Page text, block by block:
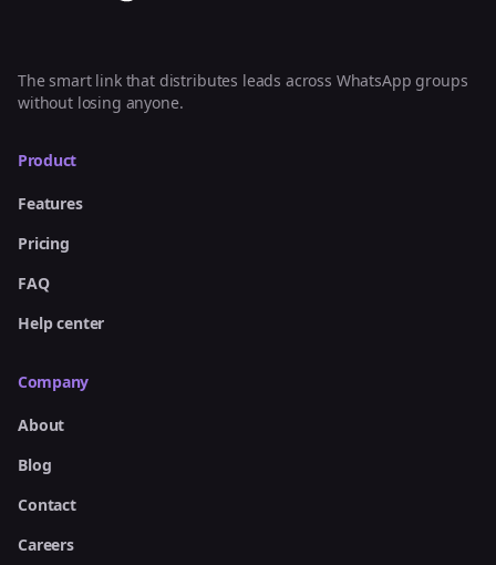
The smart link that distributes leads across WhatsApp groups
without losing anyone.
Product
Features
Pricing
FAQ
Help center
Company
About
Blog
Contact
Careers